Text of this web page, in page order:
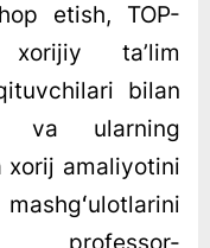
etish, TOP-
taʼlim
bilan
va ularning
xorij amaliyotini